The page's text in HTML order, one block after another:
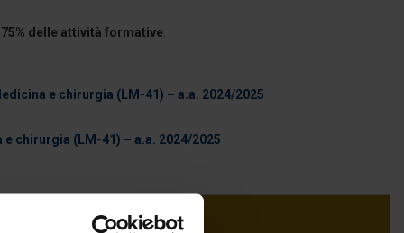
delle attività formative
e chirurgia (LM-41) – a.a. 2024/2025
chirurgia (LM-41) – a.a. 2024/2025